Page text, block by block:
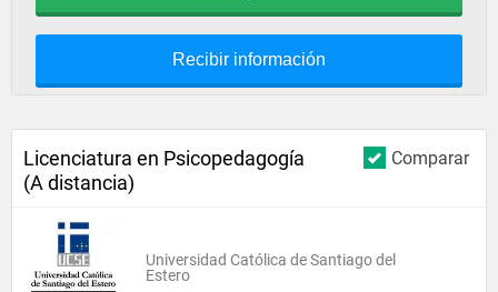
Recibir información
Comparar
Licenciatura en Psicopedagogía
(A distancia)
Universidad Católica de Santiago del
Estero